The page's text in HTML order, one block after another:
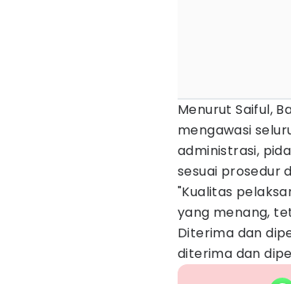
Menurut Saiful,
mengawasi
administrasi,
sesuai prosedur
"Kualitas
yang menang,
Diterima dan
diterima dan